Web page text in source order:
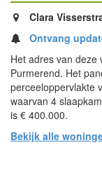
Clara
Ontvang
Het adres van deze
Purmerend. Het
perceeloppervlakte
waarvan 4
is € 400.000.
Bekijk alle